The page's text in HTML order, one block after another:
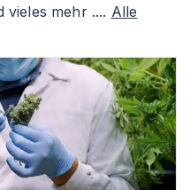
vieles mehr .... Alle